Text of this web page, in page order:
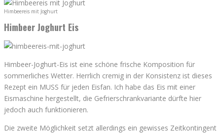
Himbeereis mit Joghurt
Himbeer Joghurt Eis
Himbeer-Joghurt-Eis ist eine schöne frische Komposition für
sommerliches Wetter. Herrlich cremig in der Konsistenz ist dieses
Rezept ein MUSS für jeden Eisfan. Ich habe das Eis mit einer
Eismaschine hergestellt, die Gefrierschrankvariante dürfte hier
jedoch auch funktionieren.
Die zweite Möglichkeit setzt allerdings ein gewisses Zeitkontingent